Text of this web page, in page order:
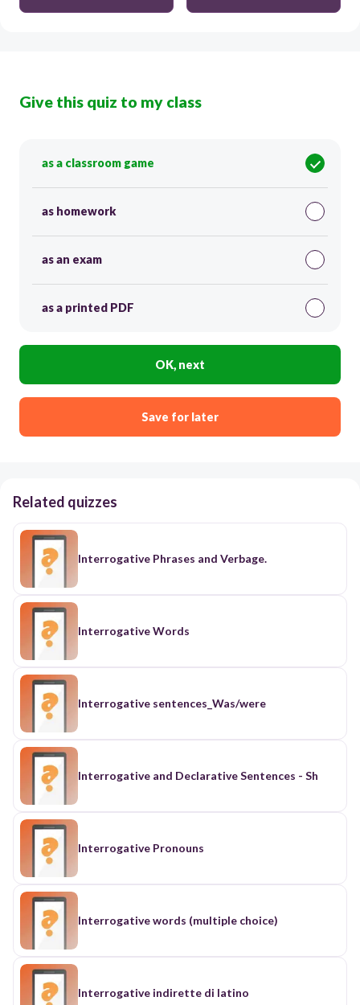
Give this quiz to my class
as a classroom game
as homework
as an exam
as a printed PDF
OK, next
Save for later
Related quizzes
Interrogative Phrases and Verbage.
Interrogative Words
Interrogative sentences_Was/were
Interrogative and Declarative Sentences - Sh
Interrogative Pronouns
Interrogative words (multiple choice)
Interrogative indirette di latino